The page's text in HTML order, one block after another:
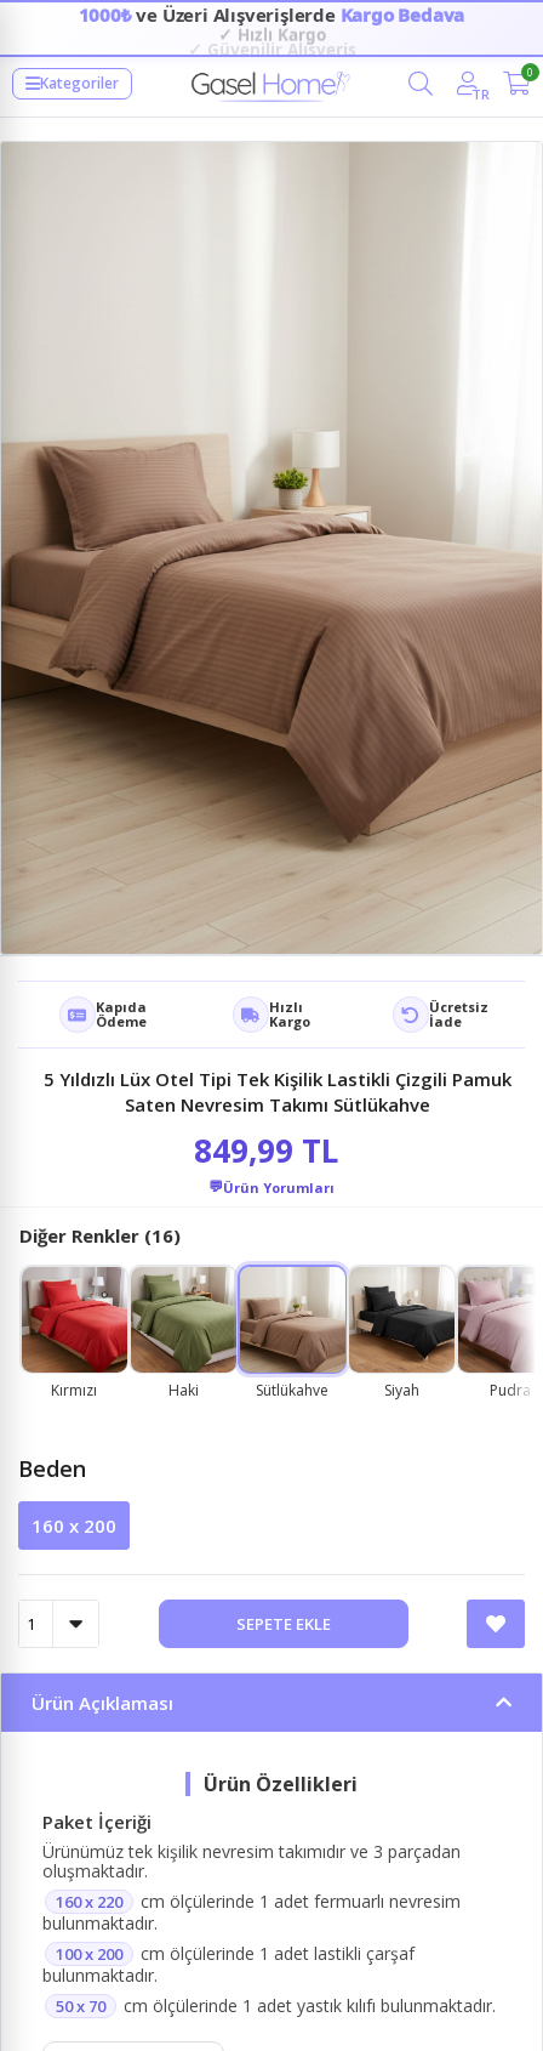
1000₺ve Üzeri Alışverişlerde Kargo Bedava
✓ Hızlı Kargo
✓ Güvenilir Alışveriş
Kategoriler
TR
0
Kapıda
Ödeme
Hızlı
Kargo
Ücretsiz
İade
5 Yıldızlı Lüx Otel Tipi Tek Kişilik Lastikli Çizgili Pamuk
Saten Nevresim Takımı Sütlükahve
849,99 TL
💬Ürün Yorumları
Diğer Renkler (16)
Kırmızı Haki Sütlükahve Siyah Pudra
Beden
160 x 200
SEPETE EKLE
Ürün Açıklaması
Paket İçeriği
Ürünümüz tek kişilik nevresim takımıdır ve 3 parçadan
oluşmaktadır.
160 x 220
cm ölçülerinde 1 adet fermuarlı nevresim
bulunmaktadır.
100 x 200
cm ölçülerinde 1 adet lastikli çarşaf
bulunmaktadır.
50 x 70 cm ölçülerinde 1 adet yastık kılıfı bulunmaktadır.